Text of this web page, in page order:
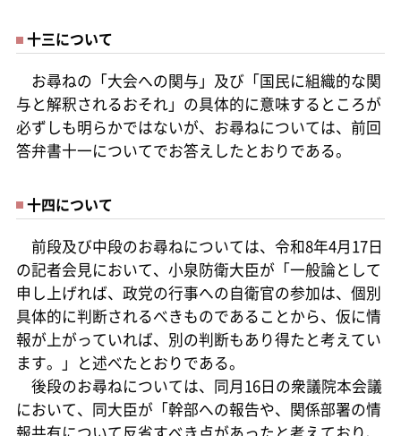
十三について
お尋ねの「大会への関与」及び「国民に組織的な関
与と解釈されるおそれ」の具体的に意味するところが
必ずしも明らかではないが、お尋ねについては、前回
答弁書十一についてでお答えしたとおりである。
十四について
前段及び中段のお尋ねについては、令和8年4月17日
の記者会見において、小泉防衛大臣が「一般論として
申し上げれば、政党の行事への自衛官の参加は、個別
具体的に判断されるべきものであることから、仮に情
報が上がっていれば、別の判断もあり得たと考えてい
ます。」と述べたとおりである。
後段のお尋ねについては、同月16日の衆議院本会議
において、同大臣が「幹部への報告や、関係部署の情